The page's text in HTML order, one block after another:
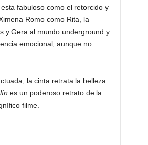
fabuloso como el retorcido y
Romo como Rita, la
y Gera al mundo underground y
emocional, aunque no
la cinta retrata la belleza
es un poderoso retrato de la
filme.